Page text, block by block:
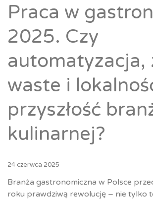
Praca w
2025. Czy
automatyzacja,
waste i
przyszłość
kulinarnej?
24 czerwca 2025
Branża gastronomiczna w Polsce
roku prawdziwą rewolucję – nie tylko